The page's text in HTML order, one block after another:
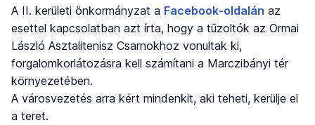
A II. kerületi önkormányzat a Facebook-oldalán az
esettel kapcsolatban azt írta, hogy a tűzoltók az Ormai
László Asztalitenisz Csarnokhoz vonultak ki,
forgalomkorlátozásra kell számítani a Marczibányi tér
környezetében.
A városvezetés arra kért mindenkit, aki teheti, kerülje el
a teret.